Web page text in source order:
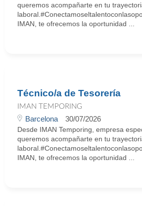
queremos acompañarte en tu
IMAN, te ofrecemos la oportunidad ...
Técnico/a de Tesorería
IMAN TEMPORING
Barcelona 30/07/2026
Desde IMAN Temporing, empresa
queremos acompañarte en tu
IMAN, te ofrecemos la oportunidad ...